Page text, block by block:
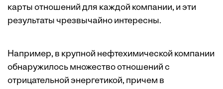
карты отношений для каждой компании, и эти
результаты чрезвычайно интересны.
Например, в крупной нефтехимической компании
обнаружилось множество отношений с
отрицательной энергетикой, причем в